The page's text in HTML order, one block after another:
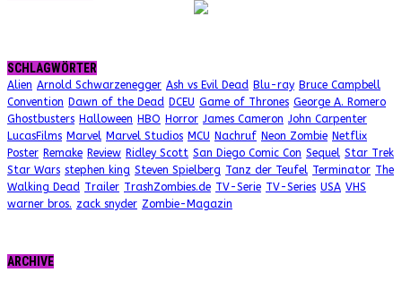
SCHLAGWÖRTER
Alien Arnold Schwarzenegger Ash vs Evil Dead Blu-ray Bruce Campbell
Convention Dawn of the Dead DCEU Game of Thrones George A. Romero
Ghostbusters Halloween HBO Horror James Cameron John Carpenter
LucasFilms Marvel Marvel Studios MCU Nachruf Neon Zombie Netflix
Poster Remake Review Ridley Scott San Diego Comic Con Sequel Star Trek
Star Wars stephen king Steven Spielberg Tanz der Teufel Terminator The
Walking Dead Trailer TrashZombies.de TV-Serie TV-Series USA VHS
warner bros. zack snyder Zombie-Magazin
ARCHIVE